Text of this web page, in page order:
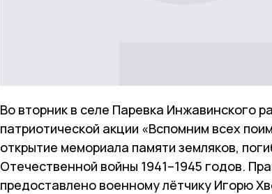
Во вторник в селе Паревка Инжавинского
патриотической акции «Вспомним всех
открытие мемориала памяти земляков,
Отечественной войны 1941–1945 годов.
предоставлено военному лётчику Игорю